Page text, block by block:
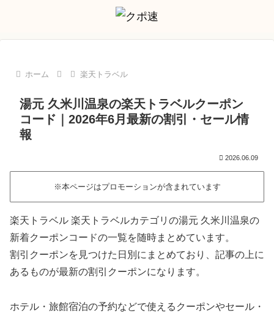
ホーム 楽天トラベル
湯元 久米川温泉の楽天トラベルクーポン
コード｜2026年6月最新の割引・セール情
報
2026.06.09
※本ページはプロモーションが含まれています
楽天トラベル 楽天トラベルカテゴリの湯元 久米川温泉の
新着クーポンコードの一覧を随時まとめています。
割引クーポンを見つけた日別にまとめており、記事の上に
あるものが最新の割引クーポンになります。
ホテル・旅館宿泊の予約などで使えるクーポンやセール・